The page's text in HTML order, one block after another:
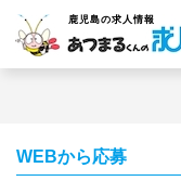
鹿児島の求人情報
WEBから応募